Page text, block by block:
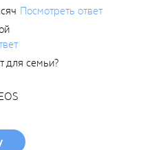
Посмотреть ответ
для семьи?